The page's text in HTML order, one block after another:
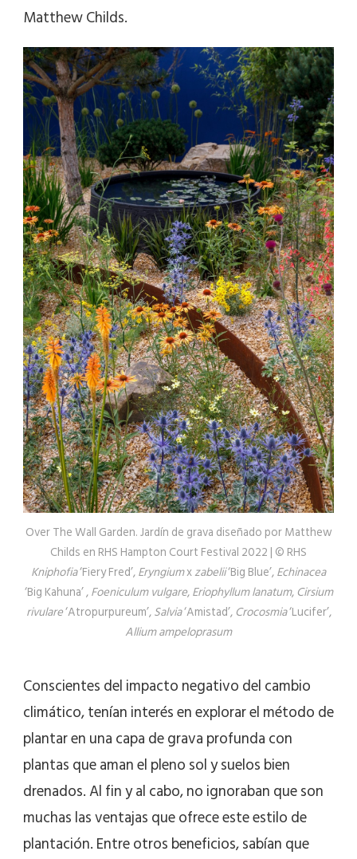
Matthew Childs.
Over The Wall Garden. Jardín de grava diseñado por Matthew
Childs en RHS Hampton Court Festival 2022 | © RHS
Kniphofia‘Fiery Fred’,Eryngiumxzabelii‘Big Blue’,Echinacea
‘Big Kahuna’ ,Foeniculum vulgare,Eriophyllum lanatum,Cirsium
rivulare‘Atropurpureum’,Salvia‘Amistad’,Crocosmia‘Lucifer’,
Allium ampeloprasum
Conscientes del impacto negativo del cambio
climático, tenían interés en explorar el método de
plantar en una capa de grava profunda con
plantas que aman el pleno sol y suelos bien
drenados. Al fin y al cabo, no ignoraban que son
muchas las ventajas que ofrece este estilo de
plantación. Entre otros beneficios, sabían que